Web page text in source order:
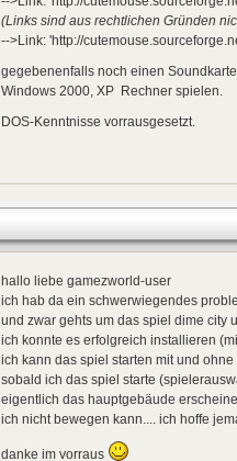
(Links sind aus rechtlichen Gründen
-->Link: 'http://
gegebenenfalls noch einen
Windows 2000, XP Rechner spielen.
DOS-Kenntnisse vorrausgesetzt.
hallo liebe gamezworld-user
ich hab da ein schwerwiegendes
und zwar gehts um das spiel dime city
ich konnte es erfolgreich installieren
ich kann das spiel starten mit und
sobald ich das spiel starte
eigentlich das hauptgebäude
ich nicht bewegen kann.... ich hoffe
danke im vorraus